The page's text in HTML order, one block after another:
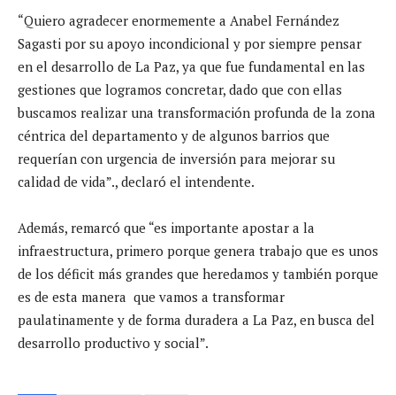
“Quiero agradecer enormemente a Anabel Fernández
Sagasti por su apoyo incondicional y por siempre pensar
en el desarrollo de La Paz, ya que fue fundamental en las
gestiones que logramos concretar, dado que con ellas
buscamos realizar una transformación profunda de la zona
céntrica del departamento y de algunos barrios que
requerían con urgencia de inversión para mejorar su
calidad de vida”., declaró el intendente.
Además, remarcó que “es importante apostar a la
infraestructura, primero porque genera trabajo que es unos
de los déficit más grandes que heredamos y también porque
es de esta manera que vamos a transformar
paulatinamente y de forma duradera a La Paz, en busca del
desarrollo productivo y social”.